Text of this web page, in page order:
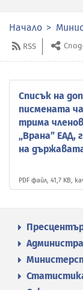
Начало
RSS
Списък на
писмената
трима
„Врана” ЕАД,
на
PDF файл, 41,7 KB,